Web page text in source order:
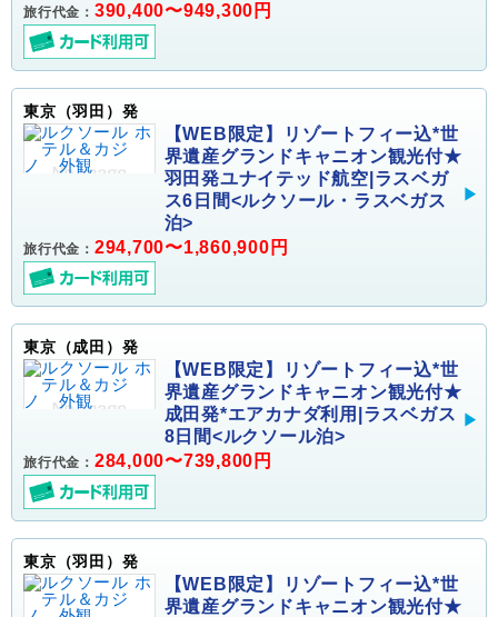
旅行代金： 390,400〜949,300円
東京（羽田）発
【WEB限定】リゾートフィー込*世
界遺産グランドキャニオン観光付★
羽田発ユナイテッド航空|ラスベガ
ス6日間<ルクソール・ラスベガス
泊>
旅行代金： 294,700〜1,860,900円
東京（成田）発
【WEB限定】リゾートフィー込*世
界遺産グランドキャニオン観光付★
成田発*エアカナダ利用|ラスベガス
8日間<ルクソール泊>
旅行代金： 284,000〜739,800円
東京（羽田）発
【WEB限定】リゾートフィー込*世
界遺産グランドキャニオン観光付★